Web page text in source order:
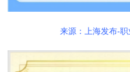
来源：上海发布-